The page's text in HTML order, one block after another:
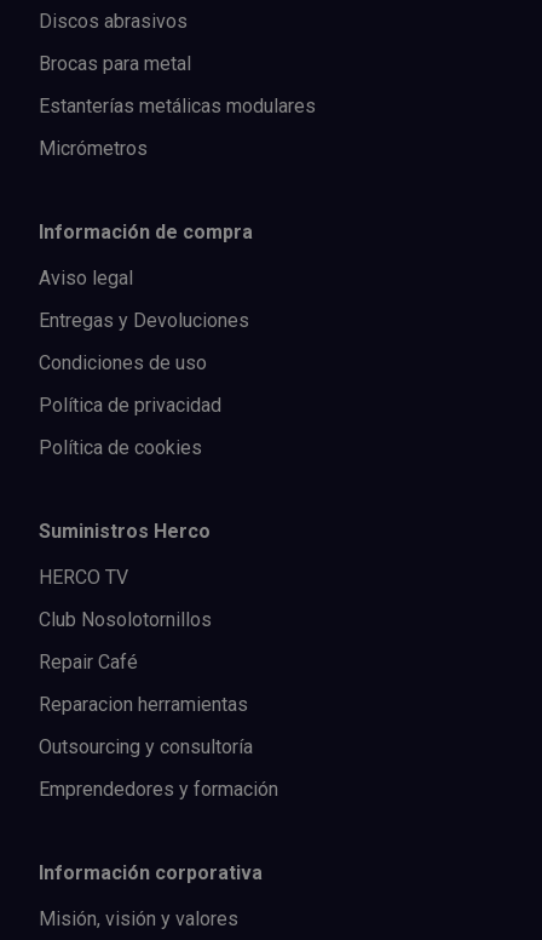
Discos abrasivos
Brocas para metal
Estanterías metálicas modulares
Micrómetros
Información de compra
Aviso legal
Entregas y Devoluciones
Condiciones de uso
Política de privacidad
Política de cookies
Suministros Herco
HERCO TV
Club Nosolotornillos
Repair Café
Reparacion herramientas
Outsourcing y consultoría
Emprendedores y formación
Información corporativa
Misión, visión y valores